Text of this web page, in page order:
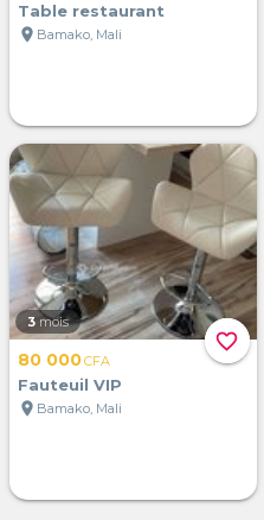
Table restaurant
location_on Bamako, Mali
favorite_border
3 mois
80 000CFA
Fauteuil VIP
location_on Bamako, Mali